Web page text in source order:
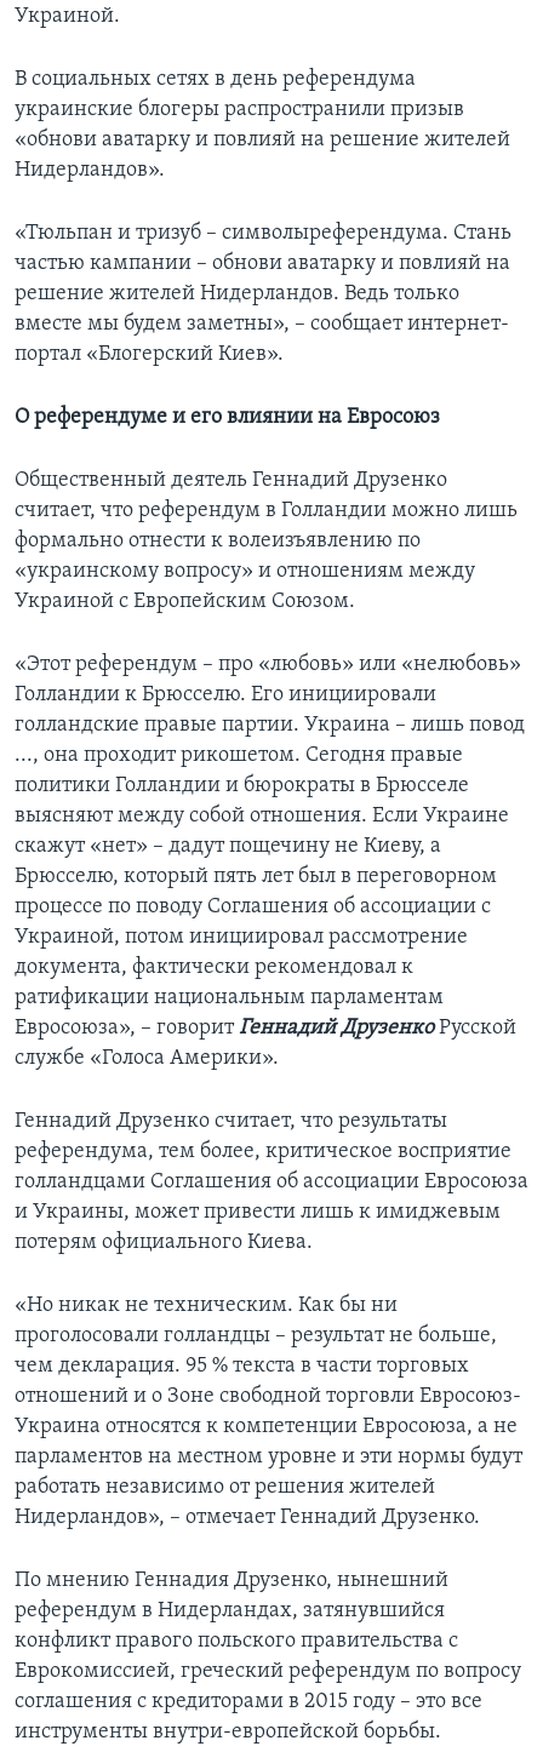
Украиной.
В социальных сетях в день референдума
украинские блогеры распространили призыв
«обнови аватарку и повлияй на решение жителей
Нидерландов».
«Тюльпан и тризуб – символыреферендума. Стань
частью кампании – обнови аватарку и повлияй на
решение жителей Нидерландов. Ведь только
вместе мы будем заметны», – сообщает интернет-
портал «Блогерский Киев».
О референдуме и его влиянии на Евросоюз
Общественный деятель Геннадий Друзенко
считает, что референдум в Голландии можно лишь
формально отнести к волеизъявлению по
«украинскому вопросу» и отношениям между
Украиной с Европейским Союзом.
«Этот референдум – про «любовь» или «нелюбовь»
Голландии к Брюсселю. Его инициировали
голландские правые партии. Украина – лишь повод
..., она проходит рикошетом. Сегодня правые
политики Голландии и бюрократы в Брюсселе
выясняют между собой отношения. Если Украине
скажут «нет» – дадут пощечину не Киеву, а
Брюсселю, который пять лет был в переговорном
процессе по поводу Соглашения об ассоциации с
Украиной, потом инициировал рассмотрение
документа, фактически рекомендовал к
ратификации национальным парламентам
Евросоюза», – говорит Геннадий ДрузенкоРусской
службе «Голоса Америки».
Геннадий Друзенко считает, что результаты
референдума, тем более, критическое восприятие
голландцами Соглашения об ассоциации Евросоюза
и Украины, может привести лишь к имиджевым
потерям официального Киева.
«Но никак не техническим. Как бы ни
проголосовали голландцы – результат не больше,
чем декларация. 95 % текста в части торговых
отношений и о Зоне свободной торговли Евросоюз-
Украина относятся к компетенции Евросоюза, а не
парламентов на местном уровне и эти нормы будут
работать независимо от решения жителей
Нидерландов», – отмечает Геннадий Друзенко.
По мнению Геннадия Друзенко, нынешний
референдум в Нидерландах, затянувшийся
конфликт правого польского правительства с
Еврокомиссией, греческий референдум по вопросу
соглашения с кредиторами в 2015 году – это все
инструменты внутри-европейской борьбы.